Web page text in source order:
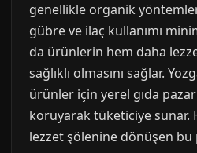
genellikle organik
gübre ve ilaç kullanımı
da ürünlerin hem daha
sağlıklı olmasını sağlar.
ürünler için yerel gıda
koruyarak tüketiciye sunar.
lezzet şölenine dönüşen bu